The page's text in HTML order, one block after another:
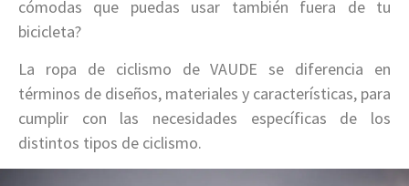
cómodas que puedas usar también fuera de tu
bicicleta?
La ropa de ciclismo de VAUDE se diferencia en
términos de diseños, materiales y características, para
cumplir con las necesidades específicas de los
distintos tipos de ciclismo.